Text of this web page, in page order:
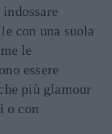
con una suola
le
essere
più glamour
o con